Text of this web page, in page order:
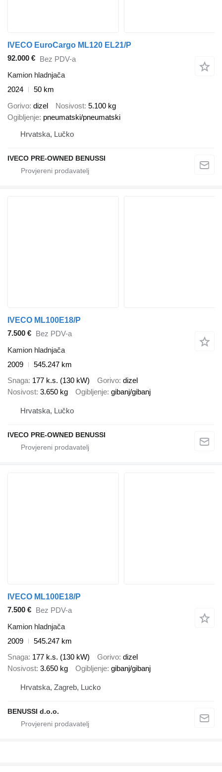
IVECO EuroCargo ML120 EL21/P
92.000 € Bez PDV-a
Kamion hladnjača
2024
50 km
Gorivo dizel Nosivost 5.100 kg
Ogibljenje pneumatski/pneumatski
Hrvatska, Lučko
IVECO PRE-OWNED BENUSSI
IVECO ML100E18/P
7.500 € Bez PDV-a
Kamion hladnjača
2009
545.247 km
Snaga 177 k.s. (130 kW) Gorivo dizel
Nosivost 3.650 kg Ogibljenje gibanj/gibanj
Hrvatska, Lučko
IVECO PRE-OWNED BENUSSI
IVECO ML100E18/P
7.500 € Bez PDV-a
Kamion hladnjača
2009
545.247 km
Snaga 177 k.s. (130 kW) Gorivo dizel
Nosivost 3.650 kg Ogibljenje gibanj/gibanj
Hrvatska, Zagreb, Lucko
BENUSSI d.o.o.